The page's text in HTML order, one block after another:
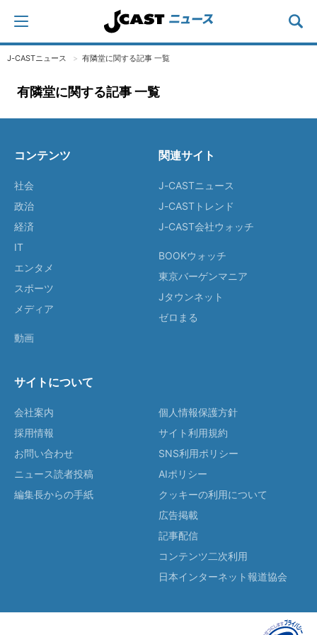
J-CASTニュース 有隣堂に関する記事 一覧
有隣堂に関する記事 一覧
コンテンツ
社会
政治
経済
IT
エンタメ
スポーツ
メディア
動画
関連サイト
J-CASTニュース
J-CASTトレンド
J-CAST会社ウォッチ
BOOKウォッチ
東京バーゲンマニア
Jタウンネット
ゼロまる
サイトについて
会社案内
採用情報
お問い合わせ
ニュース読者投稿
編集長からの手紙
個人情報保護方針
サイト利用規約
SNS利用ポリシー
AIポリシー
クッキーの利用について
広告掲載
記事配信
コンテンツ二次利用
日本インターネット報道協会